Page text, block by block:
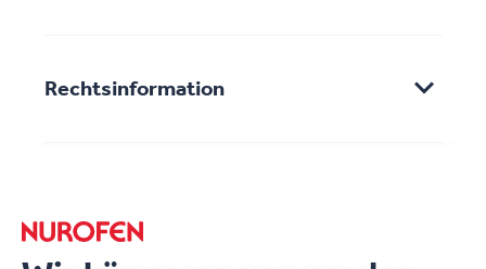
Regelschmerzen, Zahnschmerzen und Fieber.
bekannter Wirkung: 15,0 mg
Rechtsinformation